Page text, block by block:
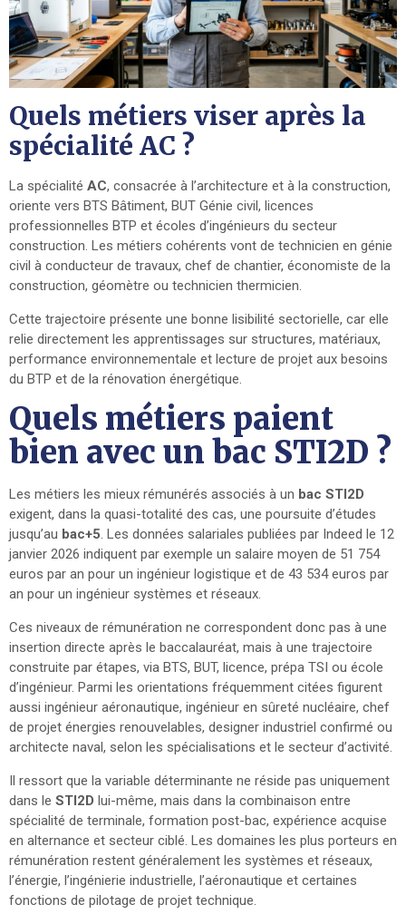
Quels métiers viser après la
spécialité AC ?
La spécialité AC, consacrée à l’architecture et à la construction,
oriente vers BTS Bâtiment, BUT Génie civil, licences
professionnelles BTP et écoles d’ingénieurs du secteur
construction. Les métiers cohérents vont de technicien en génie
civil à conducteur de travaux, chef de chantier, économiste de la
construction, géomètre ou technicien thermicien.
Cette trajectoire présente une bonne lisibilité sectorielle, car elle
relie directement les apprentissages sur structures, matériaux,
performance environnementale et lecture de projet aux besoins
du BTP et de la rénovation énergétique.
Quels métiers paient
bien avec un bac STI2D ?
Les métiers les mieux rémunérés associés à un bac STI2D
exigent, dans la quasi-totalité des cas, une poursuite d’études
jusqu’au bac+5 . Les données salariales publiées par Indeed le 12
janvier 2026 indiquent par exemple un salaire moyen de 51 754
euros par an pour un ingénieur logistique et de 43 534 euros par
an pour un ingénieur systèmes et réseaux.
Ces niveaux de rémunération ne correspondent donc pas à une
insertion directe après le baccalauréat, mais à une trajectoire
construite par étapes, via BTS, BUT, licence, prépa TSI ou école
d’ingénieur. Parmi les orientations fréquemment citées figurent
aussi ingénieur aéronautique, ingénieur en sûreté nucléaire, chef
de projet énergies renouvelables, designer industriel confirmé ou
architecte naval, selon les spécialisations et le secteur d’activité.
Il ressort que la variable déterminante ne réside pas uniquement
dans le STI2D lui-même, mais dans la combinaison entre
spécialité de terminale, formation post-bac, expérience acquise
en alternance et secteur ciblé. Les domaines les plus porteurs en
rémunération restent généralement les systèmes et réseaux,
l’énergie, l’ingénierie industrielle, l’aéronautique et certaines
fonctions de pilotage de projet technique.